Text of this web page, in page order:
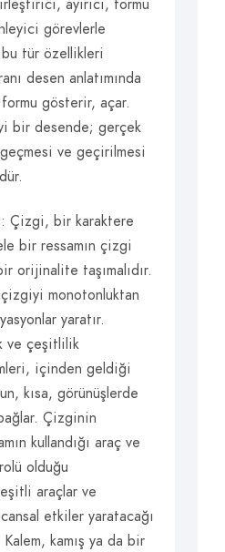
ayırıcı, formu
görevlerle
tür özellikleri
desen anlatımında
gösterir, açar.
bir desende; gerçek
ve geçirilmesi
Çizgi, bir karaktere
bir ressamın çizgi
orijinalite taşımalıdır.
monotonluktan
yaratır.
ve çeşitlilik
içinden geldiği
kısa, görünüşlerde
Çizginin
kullandığı araç ve
olduğu
araçlar ve
etkiler yaratacağı
kamış ya da bir